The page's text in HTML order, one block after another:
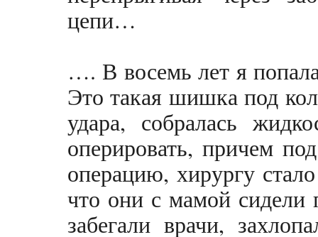
цепи…
…. В восемь лет я
Это такая шишка под
удара, собралась
оперировать, причем
операцию, хирургу
что они с мамой сидели
забегали врачи,